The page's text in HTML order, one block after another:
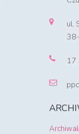
ul.